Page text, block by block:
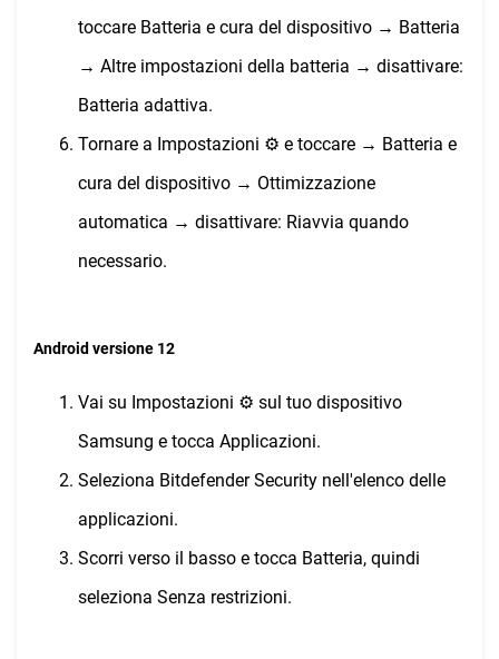
toccare Batteria e cura del dispositivo → Batteria
→ Altre impostazioni della batteria → disattivare:
Batteria adattiva.
Tornare a Impostazioni ⚙︎ e toccare → Batteria e
cura del dispositivo → Ottimizzazione
automatica → disattivare: Riavvia quando
necessario.
Android versione 12
Vai su Impostazioni ⚙︎ sul tuo dispositivo
Samsung e tocca Applicazioni.
Seleziona Bitdefender Security nell'elenco delle
applicazioni.
Scorri verso il basso e tocca Batteria, quindi
seleziona Senza restrizioni.